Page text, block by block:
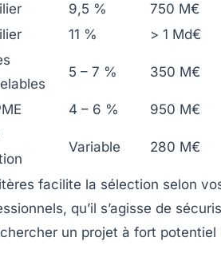
9,5 %
750 M€
11 % > 1 Md€
5 – 7 % 350 M€
4 – 6 % 950 M€
Variable 280 M€
facilite la sélection selon
qu’il s’agisse de
un projet à fort potentiel